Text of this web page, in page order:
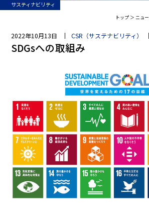
サスティナビリティ
トップ ニュ
2022年10月13日 CSR（サステナビリティ）
SDGsへの取組み